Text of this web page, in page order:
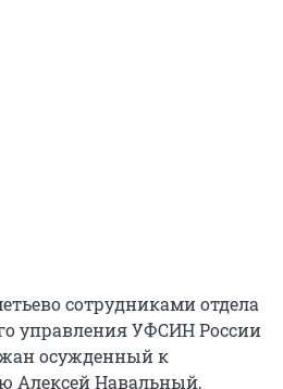
сотрудниками отдела
управления УФСИН России
осужденный к
Алексей Навальный,